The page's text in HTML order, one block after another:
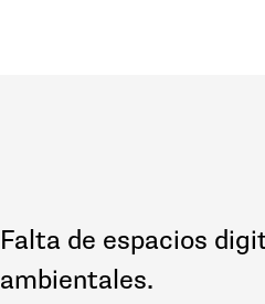
Falta de espacios
ambientales.